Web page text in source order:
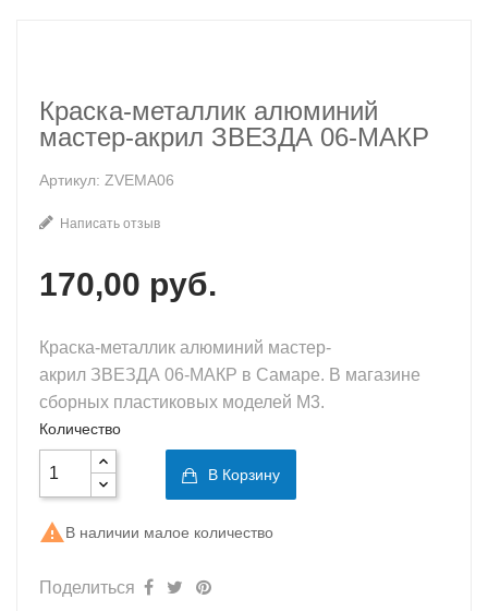
Краска-металлик алюминий
мастер-акрил ЗВЕЗДА 06-МАКР
Артикул: ZVEMA06
Написать отзыв
170,00 руб.
Краска-металлик алюминий мастер-
акрил ЗВЕЗДА 06-МАКР в Самаре. В магазине
сборных пластиковых моделей М3.
Количество
В Корзину
В наличии малое количество
Поделиться